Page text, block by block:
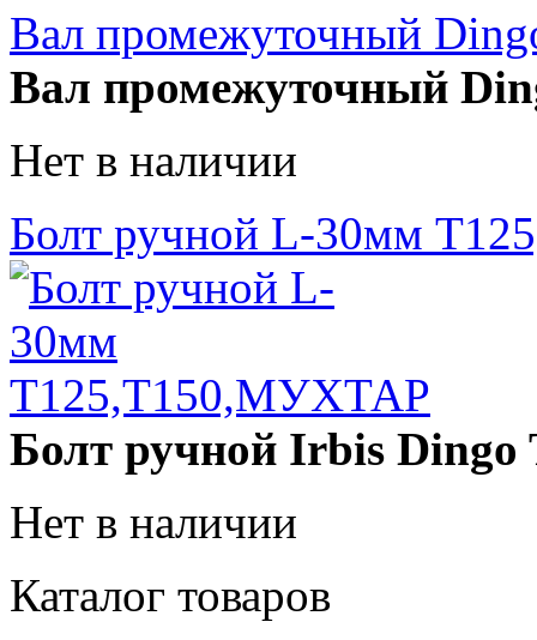
Вал промежуточный
Вал промежуточный
Нет в наличии
Болт ручной L-30мм
Болт ручной Irbis Dingo
Нет в наличии
Каталог товаров